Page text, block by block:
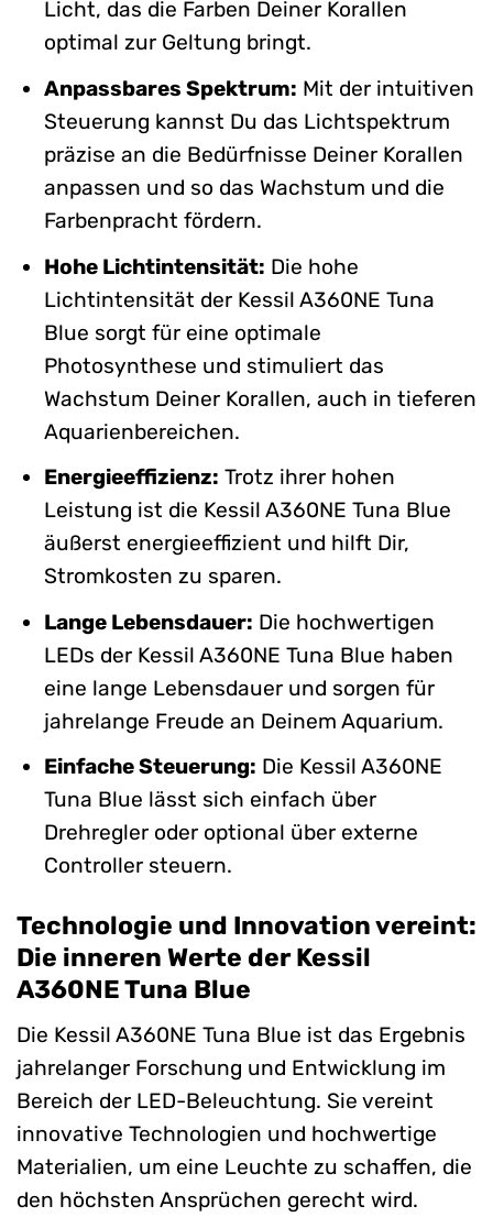
Licht, das die Farben Deiner Korallen
optimal zur Geltung bringt.
Anpassbares Spektrum: Mit der intuitiven
Steuerung kannst Du das Lichtspektrum
präzise an die Bedürfnisse Deiner Korallen
anpassen und so das Wachstum und die
Farbenpracht fördern.
Hohe Lichtintensität: Die hohe
Lichtintensität der Kessil A360NE Tuna
Blue sorgt für eine optimale
Photosynthese und stimuliert das
Wachstum Deiner Korallen, auch in tieferen
Aquarienbereichen.
Energieeffizienz: Trotz ihrer hohen
Leistung ist die Kessil A360NE Tuna Blue
äußerst energieeffizient und hilft Dir,
Stromkosten zu sparen.
Lange Lebensdauer: Die hochwertigen
LEDs der Kessil A360NE Tuna Blue haben
eine lange Lebensdauer und sorgen für
jahrelange Freude an Deinem Aquarium.
Einfache Steuerung: Die Kessil A360NE
Tuna Blue lässt sich einfach über
Drehregler oder optional über externe
Controller steuern.
Technologie und Innovation vereint:
Die inneren Werte der Kessil
A360NE Tuna Blue
Die Kessil A360NE Tuna Blue ist das Ergebnis
jahrelanger Forschung und Entwicklung im
Bereich der LED-Beleuchtung. Sie vereint
innovative Technologien und hochwertige
Materialien, um eine Leuchte zu schaffen, die
den höchsten Ansprüchen gerecht wird.